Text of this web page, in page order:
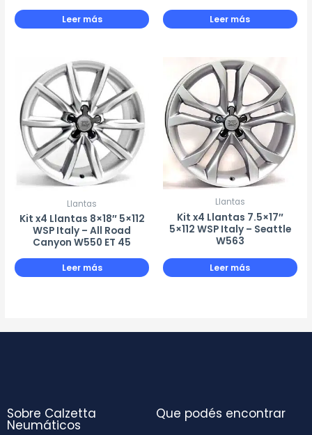
Leer más Leer más
Llantas
Kit x4 Llantas 8×18″ 5×112
WSP Italy – All Road
Canyon W550 ET 45
Leer más
Llantas
Kit x4 Llantas 7.5×17″
5×112 WSP Italy – Seattle
W563
Leer más
Sobre Calzetta
Neumáticos
Que podés encontrar